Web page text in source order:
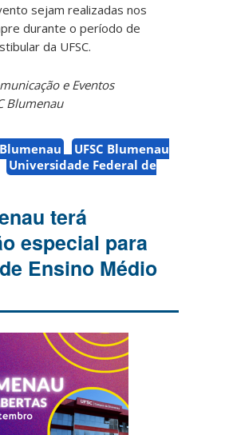
sejam realizadas nos
durante o período de
da UFSC.
e Eventos
Blumenau
Blumenau
UFSC Blumenau
Universidade Federal de
terá
especial para
Ensino Médio